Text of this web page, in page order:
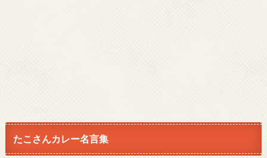
たこさんカレー名言集